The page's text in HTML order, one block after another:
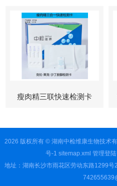
瘦肉精三联快速检测卡
2026 版权所有 © 湖南中检维康生物技术
号-1 sitemap.xml 管理登陆
地址：湖南长沙市雨花区劳动东路1299